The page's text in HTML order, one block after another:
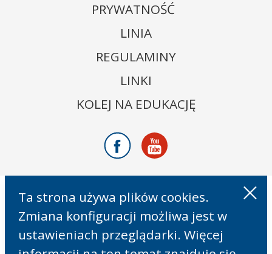
PRYWATNOŚĆ
LINIA
REGULAMINY
LINKI
KOLEJ NA EDUKACJĘ
Facebook
Youtube
Ta strona używa plików cookies.
Zmiana konfiguracji możliwa jest w
ustawieniach przeglądarki. Więcej